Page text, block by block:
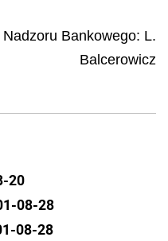
Bankowego: L.
Balcerowicz
20
08-28
08-28